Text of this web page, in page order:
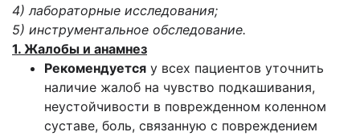
4) лабораторные исследования;
5) инструментальное обследование.
1. Жалобы и анамнез
Рекомендуется у всех пациентов уточнить
наличие жалоб на чувство подкашивания,
неустойчивости в поврежденном коленном
суставе, боль, связанную с повреждением